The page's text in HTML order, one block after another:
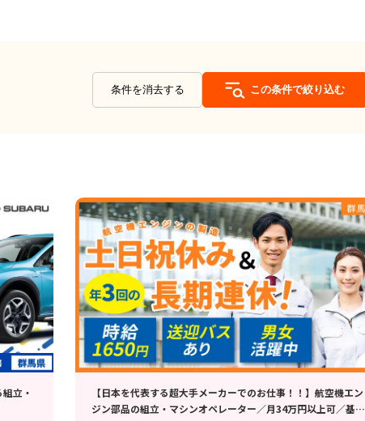
条件を消去する この条件で絞り込む
立・
【日本を代表する超大手メーカーでのお仕事！！】航空機エン
ジン部品の組立・マシンオペレーター／月34万円以上可／基本